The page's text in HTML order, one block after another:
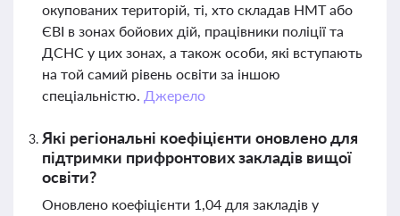
окупованих територій, ті, хто складав НМТ або
ЄВІ в зонах бойових дій, працівники поліції та
ДСНС у цих зонах, а також особи, які вступають
на той самий рівень освіти за іншою
спеціальністю. Джерело
Які регіональні коефіцієнти оновлено для
підтримки прифронтових закладів вищої
освіти?
Оновлено коефіцієнти 1,04 для закладів у